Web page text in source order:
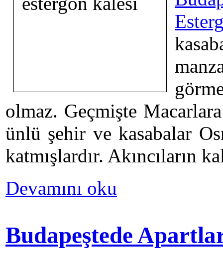
olmaz. Geçmişte
ünlü şehir ve kasabalar
katmışlardır. Akıncıların
Devamını oku
Budapeştede